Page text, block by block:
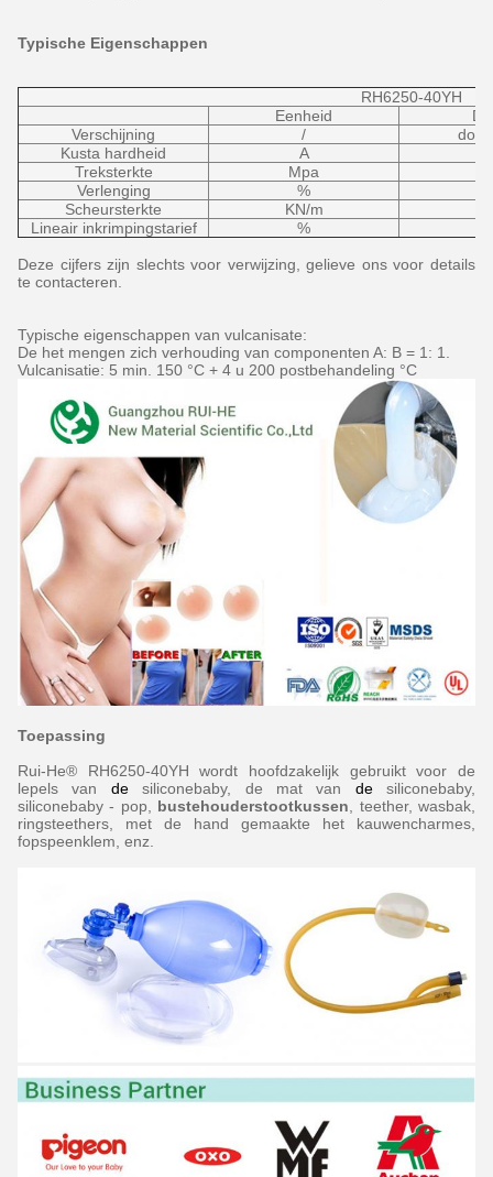
Typische Eigenschappen
RH6250-40YH
Eenheid
Verschijning
/
Kusta hardheid
A
Treksterkte
Mpa
Verlenging
%
Scheursterkte
KN/m
Lineair inkrimpingstarief
%
Deze cijfers zijn slechts voor verwijzing, gelieve ons voor details
te contacteren.
Typische eigenschappen van vulcanisate:
De het mengen zich verhouding van componenten A: B = 1: 1.
Vulcanisatie: 5 min. 150 °C + 4 u 200 postbehandeling °C
Toepassing
Rui-He® RH6250-40YH wordt hoofdzakelijk gebruikt voor
de
lepels van desiliconebaby, de mat van de siliconebaby,
siliconebaby - pop, bustehouderstootkussen , teether, wasbak,
ringsteethers, met de hand gemaakte het kauwencharmes,
fopspeenklem, enz.